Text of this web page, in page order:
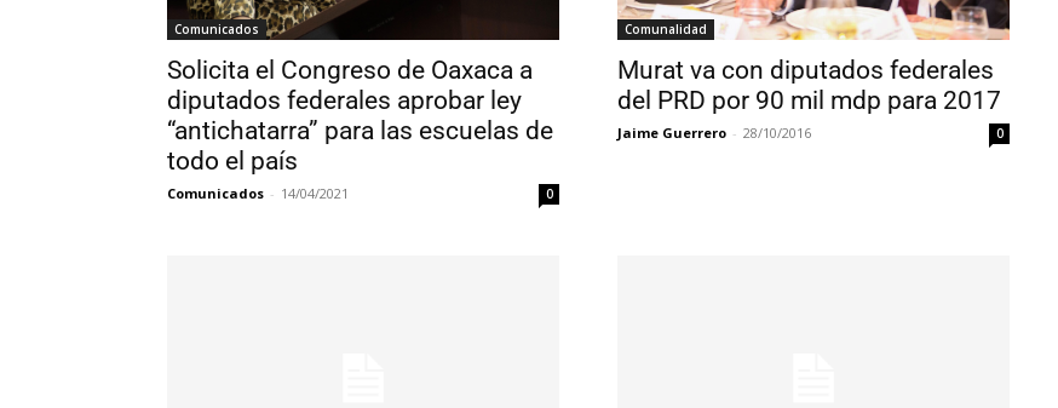
Comunicados
Solicita el Congreso de Oaxaca a
diputados federales aprobar ley
“antichatarra” para las escuelas de
todo el país
Comunicados - 14/04/2021 0
Comunalidad
Murat va con diputados federales
del PRD por 90 mil mdp para 2017
Jaime Guerrero - 28/10/2016 0